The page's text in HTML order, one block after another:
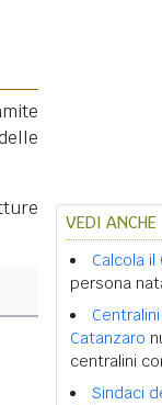
VEDI ANCHE
Calcola il
persona
Catanzaro
centralini
Sindaci